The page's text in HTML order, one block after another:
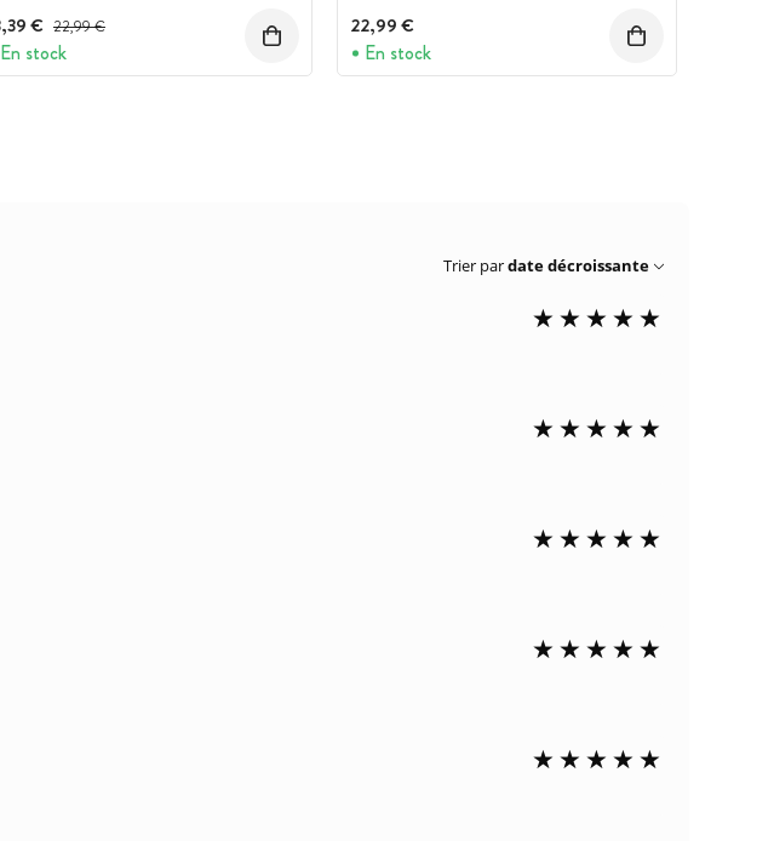
€ Prix avant réduction :
22,99 €
En stock
22,99 €
En stock
Trier pardate décroissante